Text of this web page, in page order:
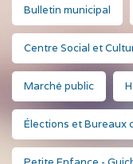
Bulletin municipal
Centre Social et
Marché public
Élections et Bureaux